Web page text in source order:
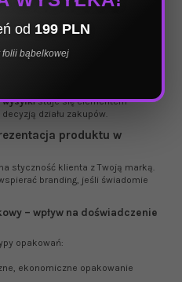
od 199 PLN
folii bąbelkowej
kartonów z prognozami
schodzą najszybciej,
staje się elementem
działu zakupów.
produktu w
styczność klienta z Twoją marką.
branding, jeśli świadomie
– wpływ na doświadczenie
opakowań:
ekonomiczne opakowanie